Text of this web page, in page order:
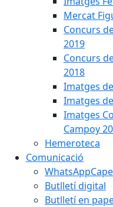
Mercat
Concurs
2019
Concurs
2018
Imatges
Imatges
Imatges
Campoy
Hemeroteca
Comunicació
Butlletí digital
Butlletí en